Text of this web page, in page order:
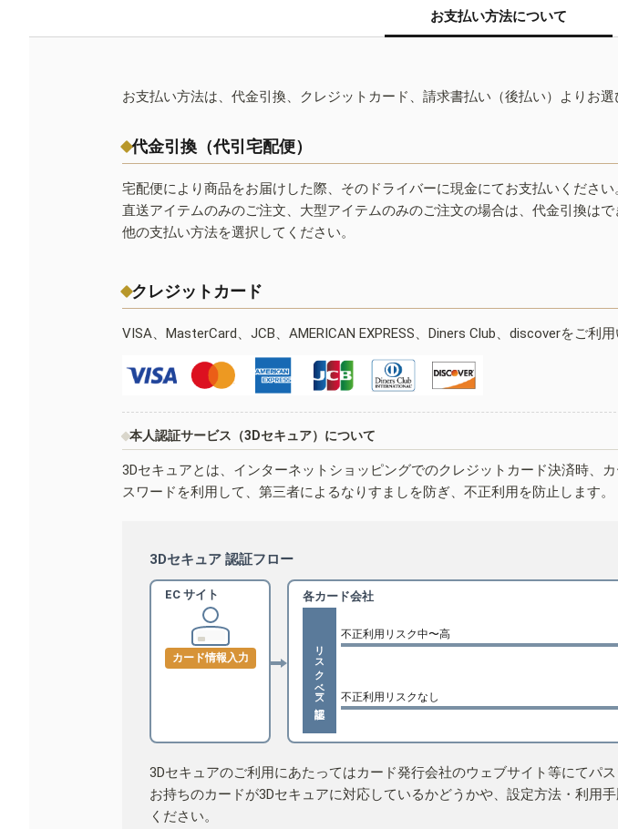
お支払い方法について
お支払い方法は、代金引換、クレジットカード、請求書払い（後払い）よりお選
代金引換（代引宅配便）
宅配便により商品をお届けした際、そのドライバーに現金にてお支払いください
直送アイテムのみのご注文、大型アイテムのみのご注文の場合は、代金引換はで
他の支払い方法を選択してください。
クレジットカード
VISA、MasterCard、JCB、AMERICAN EXPRESS、Diners Club、discoverをご利用
本人認証サービス（3Dセキュア）について
3Dセキュアとは、インターネットショッピングでのクレジットカード決済時
スワードを利用して、第三者によるなりすましを防ぎ、不正利用を防止します。
3Dセキュア 認証フロー
EC サイト
カード情報入力
各カード会社
リスクベース認証
不正利用リスク中〜高
不正利用リスクなし
3Dセキュアのご利用にあたってはカード発行会社のウェブサイト等にてパ
お持ちのカードが3Dセキュアに対応しているかどうかや、設定方法・利用
ください。